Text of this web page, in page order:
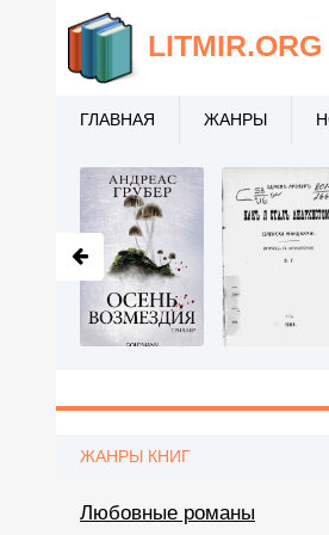
ЖАНРЫ КНИГ
Любовные романы
LITMIR.ORG
ГЛАВНАЯ ЖАНРЫ